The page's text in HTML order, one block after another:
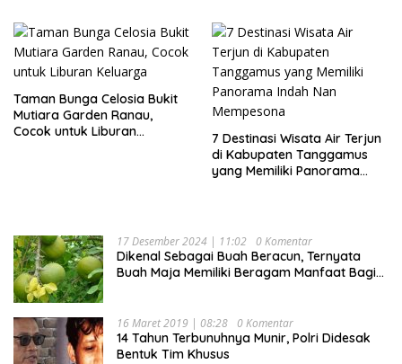
Taman Bunga Celosia Bukit
Mutiara Garden Ranau,
Cocok untuk Liburan
7 Destinasi Wisata Air Terjun
di Kabupaten Tanggamus
yang Memiliki Panorama
17 Desember 2024 | 11:02 0 Komentar
Dikenal Sebagai Buah Beracun, Ternyata
Buah Maja Memiliki Beragam Manfaat Bagi
16 Maret 2019 | 08:28 0 Komentar
14 Tahun Terbunuhnya Munir, Polri Didesak
Bentuk Tim Khusus